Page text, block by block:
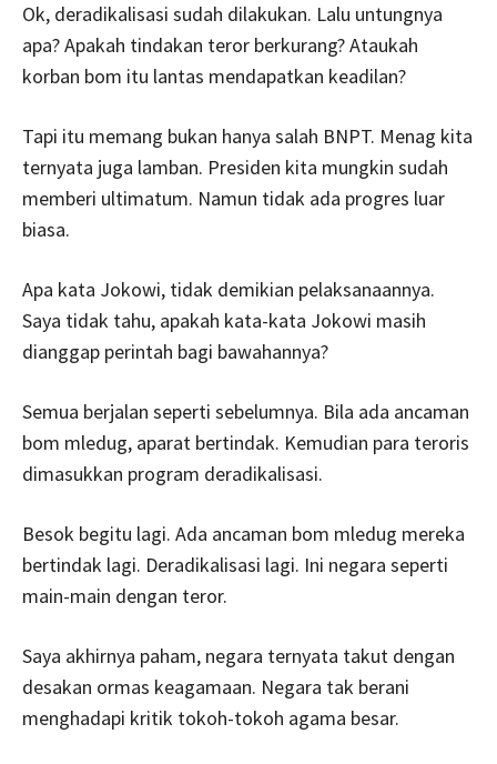
Ok, deradikalisasi sudah dilakukan. Lalu untungnya
apa? Apakah tindakan teror berkurang? Ataukah
korban bom itu lantas mendapatkan keadilan?
Tapi itu memang bukan hanya salah BNPT. Menag kita
ternyata juga lamban. Presiden kita mungkin sudah
memberi ultimatum. Namun tidak ada progres luar
biasa.
Apa kata Jokowi, tidak demikian pelaksanaannya.
Saya tidak tahu, apakah kata-kata Jokowi masih
dianggap perintah bagi bawahannya?
Semua berjalan seperti sebelumnya. Bila ada ancaman
bom mledug, aparat bertindak. Kemudian para teroris
dimasukkan program deradikalisasi.
Besok begitu lagi. Ada ancaman bom mledug mereka
bertindak lagi. Deradikalisasi lagi. Ini negara seperti
main-main dengan teror.
Saya akhirnya paham, negara ternyata takut dengan
desakan ormas keagamaan. Negara tak berani
menghadapi kritik tokoh-tokoh agama besar.